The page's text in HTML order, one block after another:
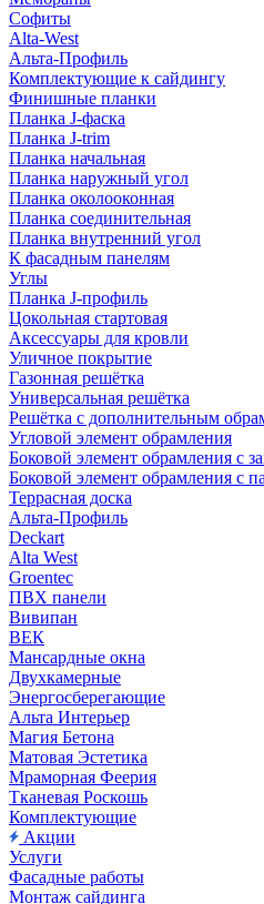
Софиты
Alta-West
Альта-Профиль
Комплектующие к сайдингу
Финишные планки
Планка J-фаска
Планка J-trim
Планка начальная
Планка наружный угол
Планка околооконная
Планка соединительная
Планка внутренний угол
К фасадным панелям
Углы
Планка J-профиль
Цокольная стартовая
Аксессуары для кровли
Уличное покрытие
Газонная решётка
Универсальная решётка
Решётка с дополнительным
Угловой элемент обрамления
Боковой элемент обрамления с
Боковой элемент обрамления с
Террасная доска
Альта-Профиль
Deckart
Alta West
Groentec
ПВХ панели
Вивипан
ВЕК
Мансардные окна
Двухкамерные
Энергосберегающие
Альта Интерьер
Магия Бетона
Матовая Эстетика
Мраморная Феерия
Тканевая Роскошь
Комплектующие
Акции
Услуги
Фасадные работы
Монтаж сайдинга